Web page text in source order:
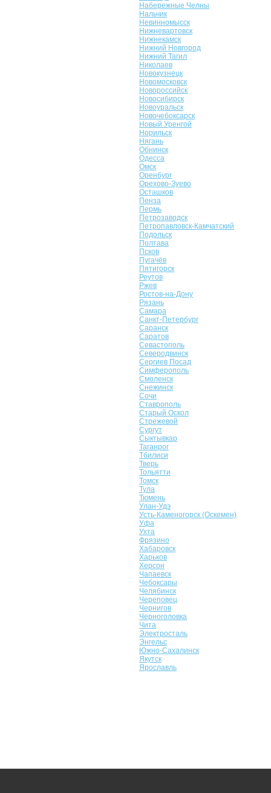
Набережные Челны
Нальчик
Невинномысск
Нижневартовск
Нижнекамск
Нижний Новгород
Нижний Тагил
Николаев
Новокузнецк
Новомосковск
Новороссийск
Новосибирск
Новоуральск
Новочебоксарск
Новый Уренгой
Норильск
Нягань
Обнинск
Одесса
Омск
Оренбург
Орехово-Зуево
Осташков
Пенза
Пермь
Петрозаводск
Петропавловск-Камчатский
Подольск
Полтава
Псков
Пугачёв
Пятигорск
Реутов
Ржев
Ростов-на-Дону
Рязань
Самара
Санкт-Петербург
Саранск
Саратов
Севастополь
Северодвинск
Сергиев Посад
Симферополь
Смоленск
Снежинск
Сочи
Ставрополь
Старый Оскол
Стрежевой
Сургут
Сыктывкар
Таганрог
Тбилиси
Тверь
Тольятти
Томск
Тула
Тюмень
Улан-Удэ
Усть-Каменогорск (Оскемен)
Уфа
Ухта
Фрязино
Хабаровск
Харьков
Херсон
Чапаевск
Чебоксары
Челябинск
Череповец
Чернигов
Черноголовка
Чита
Электросталь
Энгельс
Южно-Сахалинск
Якутск
Ярославль